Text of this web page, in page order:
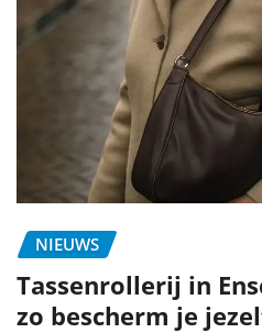
NIEUWS
Tassenrollerij in
zo bescherm je